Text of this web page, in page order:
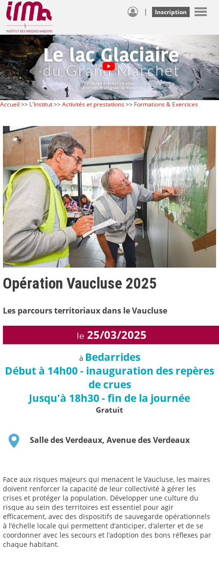
| Inscription
Accueil >> L'Institut>>Activités et prestations>> Formations & Exercices
Opération Vaucluse 2025
Les parcours territoriaux dans le Vaucluse
le 25/03/2025
à Bedarrides
Début à 14h00 - inauguration des repères
de crues
Jusqu'à 18h30 - fin de la journée
Gratuit
Salle des Verdeaux, Avenue des Verdeaux
Face aux risques majeurs qui menacent le Vaucluse, les maires
doivent renforcer la capacité de leur collectivité à gérer les
crises et protéger la population. Développer une culture du
risque au sein des territoires est essentiel pour agir
efficacement, avec des dispositifs de sauvegarde opérationnels
à l‘échelle locale qui permettent d‘anticiper, d‘alerter et de se
coordonner avec les secours et l‘adoption des bons réflexes par
chaque habitant.